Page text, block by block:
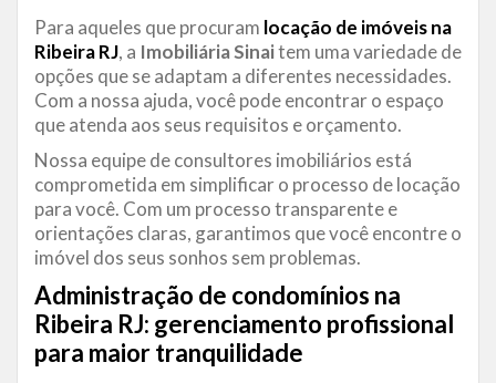
Para aqueles que procuram locação de imóveis na
Ribeira RJ, a Imobiliária Sinaitem uma variedade de
opções que se adaptam a diferentes necessidades.
Com a nossa ajuda, você pode encontrar o espaço
que atenda aos seus requisitos e orçamento.
Nossa equipe de consultores imobiliários está
comprometida em simplificar o processo de locação
para você. Com um processo transparente e
orientações claras, garantimos que você encontre o
imóvel dos seus sonhos sem problemas.
Administração de condomínios na
Ribeira RJ: gerenciamento profissional
para maior tranquilidade